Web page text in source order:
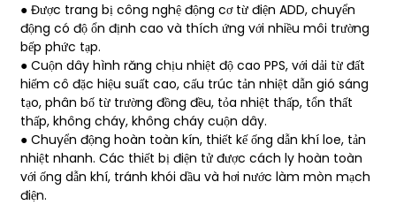
● Được trang bị công nghệ động cơ từ điện ADD, chuyển
động có độ ổn định cao và thích ứng với nhiều môi trường
bếp phức tạp.
● Cuộn dây hình răng chịu nhiệt độ cao PPS, với dải từ đất
hiếm cô đặc hiệu suất cao, cấu trúc tản nhiệt dẫn gió sáng
tạo, phân bố từ trường đồng đều, tỏa nhiệt thấp, tổn thất
thấp, không cháy, không cháy cuộn dây.
● Chuyển động hoàn toàn kín, thiết kế ống dẫn khí loe, tản
nhiệt nhanh. Các thiết bị điện tử được cách ly hoàn toàn
với ống dẫn khí, tránh khói dầu và hơi nước làm mòn mạch
điện.